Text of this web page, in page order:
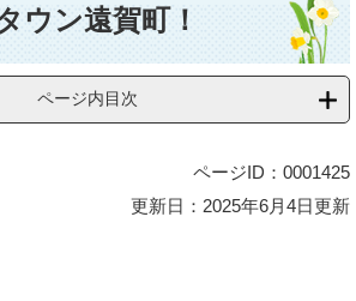
ウン遠賀町！
ページ内目次
ページID：0001425
更新日：2025年6月4日更新